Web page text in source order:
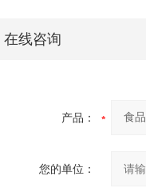
在线咨询
产品：
您的单位：